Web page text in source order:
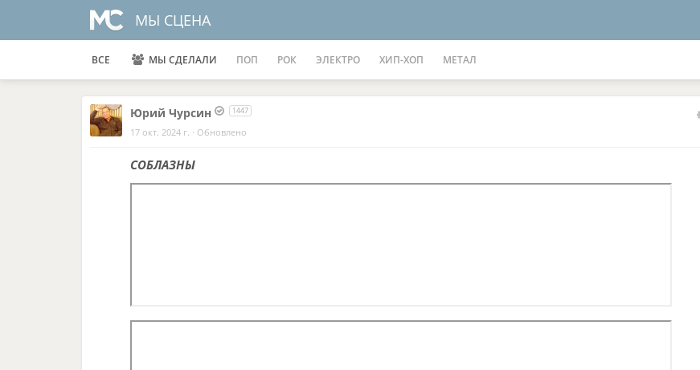
МЫ СЦЕНА
ВСЕ МЫ СДЕЛАЛИ ПОП РОК ЭЛЕКТРО ХИП-ХОП МЕТАЛ
Юрий Чурсин 1447
17 окт. 2024 г. · Обновлено
СОБЛАЗНЫ